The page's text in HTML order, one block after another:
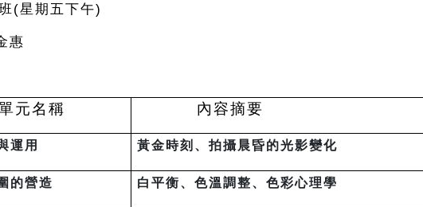
(星期五下午)
惠
眾
元名稱 內容摘要
運用 黃金時刻、拍攝晨昏的光影變化
的營造 白平衡、色溫調整、色彩心理學